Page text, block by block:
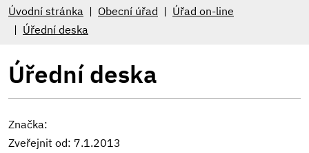
Úvodní stránka Obecní úřad
Úřad on-line
Úřední deska
Úřední deska
Značka:
Zveřejnit od: 7.1.2013